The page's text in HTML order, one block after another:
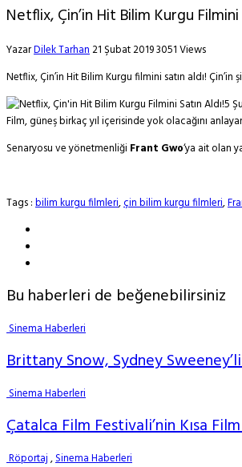
Netflix, Çin’in Hit Bilim Kurgu Filmini
YazarDilek Tarhan21 Şubat 20193051 Views
Netflix, Çin’in Hit Bilim Kurgu filmini satın aldı!
5
Film, güneş birkaç yıl içerisinde yok olacağını
Senaryosu ve yönetmenliği Frant Gwo‘ya ait olan
Tags :bilim kurgu filmleri,çin bilim kurgu filmleri,
Bu haberleri de beğenebilirsiniz
Sinema Haberleri
Brittany Snow, Sydney
Sinema Haberleri
Çatalca Film Festivali’nin Kısa
Röportaj,Sinema Haberleri